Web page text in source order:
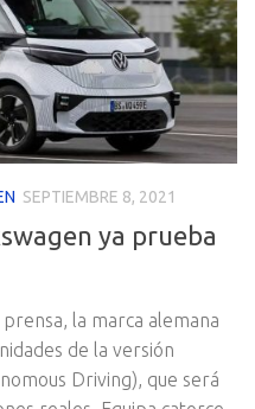
SEPTIEMBRE 8, 2021
ya prueba
la marca alemana
de la versión
Driving), que será